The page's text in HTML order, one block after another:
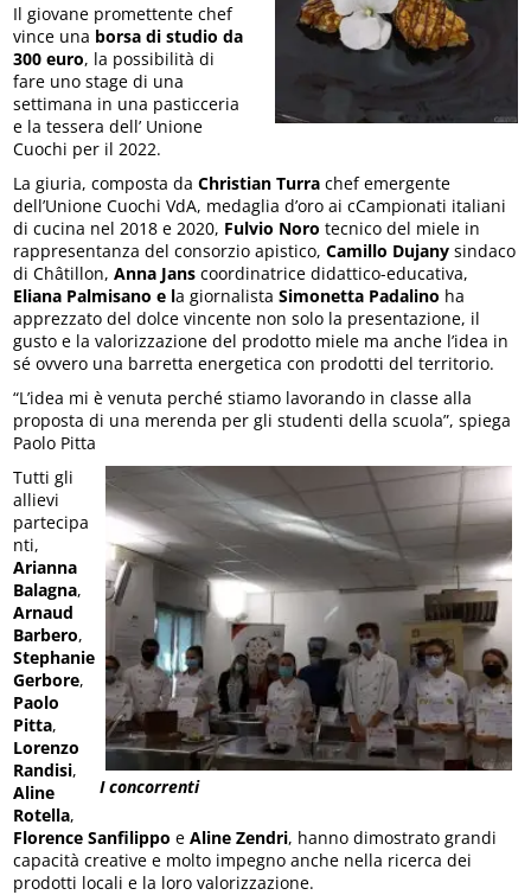
Il giovane promettente chef
vince una borsa di studio da
300 euro, la possibilità di
fare uno stage di una
settimana in una pasticceria
e la tessera dell’ Unione
Cuochi per il 2022.
La giuria, composta daChristian Turra chef emergente
dell’Unione Cuochi VdA, medaglia d’oro ai cCampionati italiani
di cucina nel 2018 e 2020, Fulvio Noro tecnico del miele in
rappresentanza del consorzio apistico,Camillo Dujany sindaco
di Châtillon,Anna Jans coordinatrice didattico-educativa,
Eliana Palmisano e la giornalista Simonetta Padalino ha
apprezzato del dolce vincente non solo la presentazione, il
gusto e la valorizzazione del prodotto miele ma anche l’idea in
sé ovvero una barretta energetica con prodotti del territorio.
“L’idea mi è venuta perché stiamo lavorando in classe alla
proposta di una merenda per gli studenti della scuola”, spiega
Paolo Pitta
I concorrenti
Tutti gli
allievi
partecipa
nti,
Arianna
Balagna,
Arnaud
Barbero,
Stephanie
Gerbore,
Paolo
Pitta,
Lorenzo
Randisi,
Aline
Rotella,
Florence Sanfilippo eAline Zendri, hanno dimostrato grandi
capacità creative e molto impegno anche nella ricerca dei
prodotti locali e la loro valorizzazione.